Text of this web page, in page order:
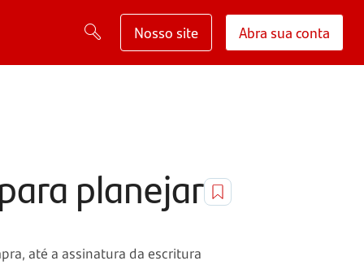
Nosso site Abra sua conta
planejar
até a assinatura da escritura